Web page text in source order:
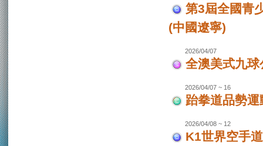
第3屆全國青
(中國遼寧)
2026/04/07
全澳美式九球
2026/04/07 ~ 16
跆拳道品勢
2026/04/08 ~ 12
K1世界空手